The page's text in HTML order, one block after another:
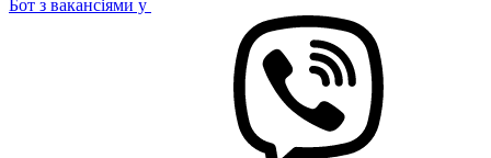
Бот з вакансіями у